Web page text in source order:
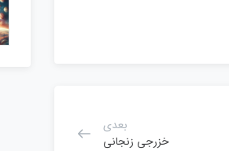
بعدی
خزرجی زنجانی